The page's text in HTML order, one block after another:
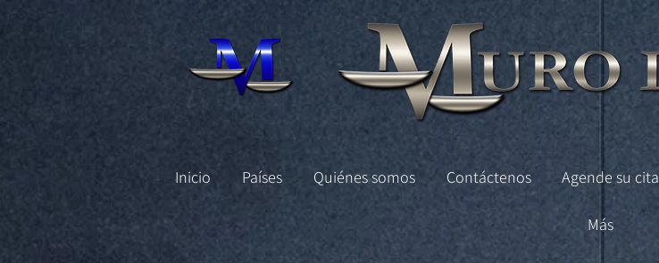
Inicio Países Quiénes somos Contáctenos Agende su cita
Más